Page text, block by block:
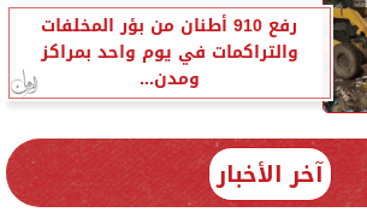
رفع 910 أطنان من بؤر المخلفات
والتراكمات في يوم واحد بمراكز
ومدن...
آخر الأخبار